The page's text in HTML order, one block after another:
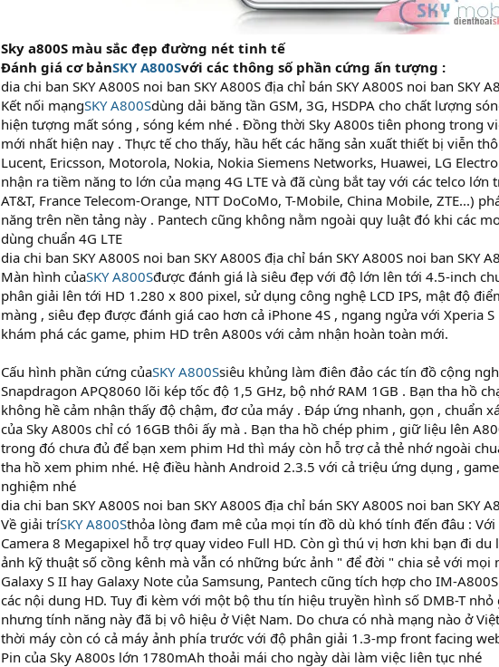
Sky a800S màu sắc đẹp đường nét tinh tế
Đánh giá cơ bảnSKY A800Svới các thông số phần cứng ấn tượng :
dia chi ban SKY A800S noi ban SKY A800S địa chỉ bán SKY A800S noi ban SKY
Kết nối mạngSKY A800Sdùng dải băng tần GSM, 3G, HSDPA cho chất lượng
hiện tượng mất sóng , sóng kém nhé . Đồng thời Sky A800s tiên phong trong
mới nhất hiện nay . Thực tế cho thấy, hầu hết các hãng sản xuất thiết bị viễn
Lucent, Ericsson, Motorola, Nokia, Nokia Siemens Networks, Huawei, LG
nhận ra tiềm năng to lớn của mạng 4G LTE và đã cùng bắt tay với các telco lớn
AT&T, France Telecom-Orange, NTT DoCoMo, T-Mobile, China Mobile, ZTE...)
năng trên nền tảng này . Pantech cũng không nằm ngoài quy luật đó khi các
dùng chuẩn 4G LTE
dia chi ban SKY A800S noi ban SKY A800S địa chỉ bán SKY A800S noi ban SKY
Màn hình củaSKY A800Sđược đánh giá là siêu đẹp với độ lớn lên tới 4.5-inch
phân giải lên tới HD 1.280 x 800 pixel, sử dụng công nghệ LCD IPS, mật độ
màng , siêu đẹp được đánh giá cao hơn cả iPhone 4S , ngang ngửa với Xperia
khám phá các game, phim HD trên A800s với cảm nhận hoàn toàn mới.
Cấu hình phần cứng củaSKY A800Ssiêu khủng làm điên đảo các tín đồ cộng
Snapdragon APQ8060 lõi kép tốc độ 1,5 GHz, bộ nhớ RAM 1GB . Bạn tha hồ
không hề cảm nhận thấy độ chậm, đơ của máy . Đáp ứng nhanh, gọn , chuẩn
của Sky A800s chỉ có 16GB thôi ấy mà . Bạn tha hồ chép phim , giữ liệu lên
trong đó chưa đủ để bạn xem phim Hd thì máy còn hỗ trợ cả thẻ nhớ ngoài
tha hồ xem phim nhé. Hệ điều hành Android 2.3.5 với cả triệu ứng dụng ,
nghiệm nhé
dia chi ban SKY A800S noi ban SKY A800S địa chỉ bán SKY A800S noi ban SKY
Về giải tríSKY A800Sthỏa lòng đam mê của mọi tín đồ dù khó tính đến đâu :
Camera 8 Megapixel hỗ trợ quay video Full HD. Còn gì thú vị hơn khi bạn đi
ảnh kỹ thuật số cồng kênh mà vẫn có những bức ảnh " để đời " chia sẻ với
Galaxy S II hay Galaxy Note của Samsung, Pantech cũng tích hợp cho IM-
các nội dung HD. Tuy đi kèm với một bộ thu tín hiệu truyền hình số DMB-T
nhưng tính năng này đã bị vô hiệu ở Việt Nam. Do chưa có nhà mạng nào ở
thời máy còn có cả máy ảnh phía trước với độ phân giải 1.3-mp front facing
Pin của Sky A800s lớn 1780mAh thoải mái cho ngày dài làm việc liên tục nhé